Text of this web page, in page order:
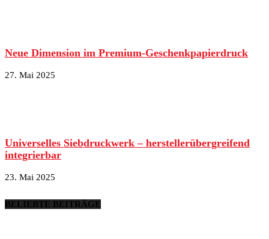
Neue Dimension im Premium-Geschenkpapierdruck
27. Mai 2025
Universelles Siebdruckwerk – herstellerübergreifend
integrierbar
23. Mai 2025
BELIEBTE BEITRÄGE